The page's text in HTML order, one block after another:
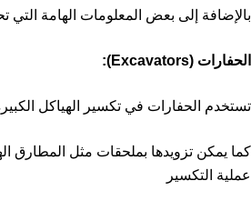
بالإضافة إلى بعض المعلومات الهامة التي
الحفارات (Excavators):
تستخدم الحفارات في تكسير الهياكل الكبيرة
كما يمكن تزويدها بملحقات مثل المطارق
عملية التكسير